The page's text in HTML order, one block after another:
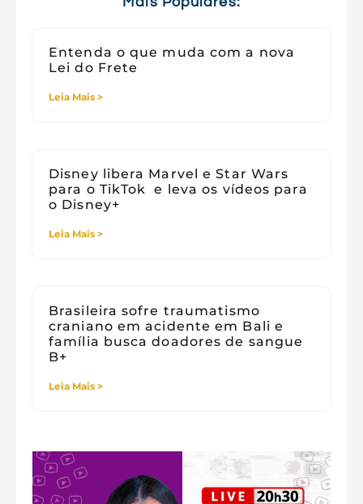
Entenda o que muda com a nova
Lei do Frete
Leia Mais >
Disney libera Marvel e Star Wars
para o TikTok e leva os vídeos para
o Disney+
Leia Mais >
Brasileira sofre traumatismo
craniano em acidente em Bali e
família busca doadores de sangue
B+
Leia Mais >